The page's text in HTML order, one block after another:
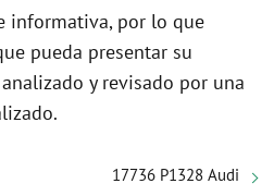
informativa, por lo que
pueda presentar su
y revisado por una
17736 P1328 Audi